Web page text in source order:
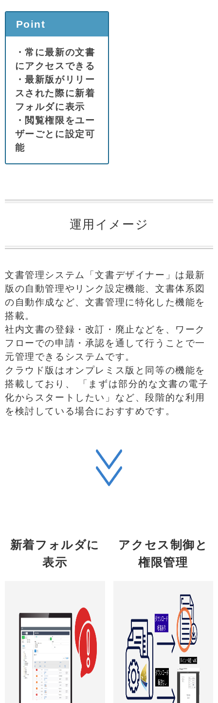
Point
・常に最新の文書
にアクセスできる
・最新版がリリー
スされた際に新着
フォルダに表示
・閲覧権限をユー
ザーごとに設定可
能
運用イメージ
文書管理システム「文書デザイナー」は最新
版の自動管理やリンク設定機能、文書体系図
の自動作成など、文書管理に特化した機能を
搭載。
社内文書の登録・改訂・廃止などを、ワーク
フローでの申請・承認を通して行うことで一
元管理できるシステムです。
クラウド版はオンプレミス版と同等の機能を
搭載しており、 「まずは部分的な文書の電子
化からスタートしたい」など、段階的な利用
を検討している場合におすすめです。
新着フォルダに
表示
アクセス制御と
権限管理